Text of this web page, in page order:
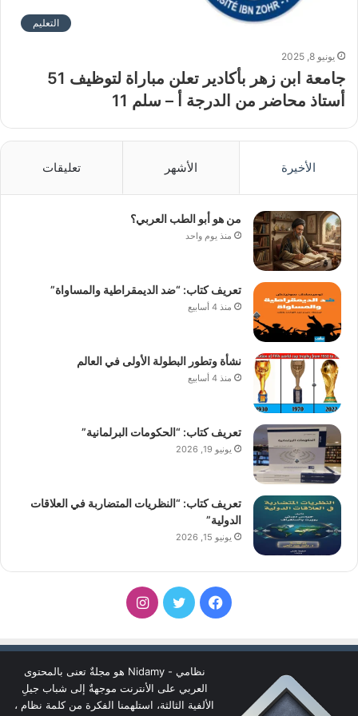
التعليم
يونيو 8, 2025
جامعة ابن زهر بأكادير تعلن مباراة لتوظيف 51
أستاذ محاضر من الدرجة أ – سلم 11
الأخيرة الأشهر تعليقات
من هو أبو الطب العربي؟
منذ يوم واحد
تعريف كتاب: “ضد الديمقراطية والمساواة”
منذ 4 أسابيع
نشأة وتطور البطولة الأولى في العالم
منذ 4 أسابيع
تعريف كتاب: “الحكومات البرلمانية”
يونيو 19, 2026
تعريف كتاب: “النظريات المتضاربة في العلاقات
الدولية”
يونيو 15, 2026
فيسبوكتويتر انستقرام
نظامي - Nidamy هو مجلةٌ تعنى بالمحتوى
العربي على الأنترنت موجهةٌ إلى شباب جيلِ
الألفية الثالثة، استلهمنا الفكرة من كلمة نظام ،